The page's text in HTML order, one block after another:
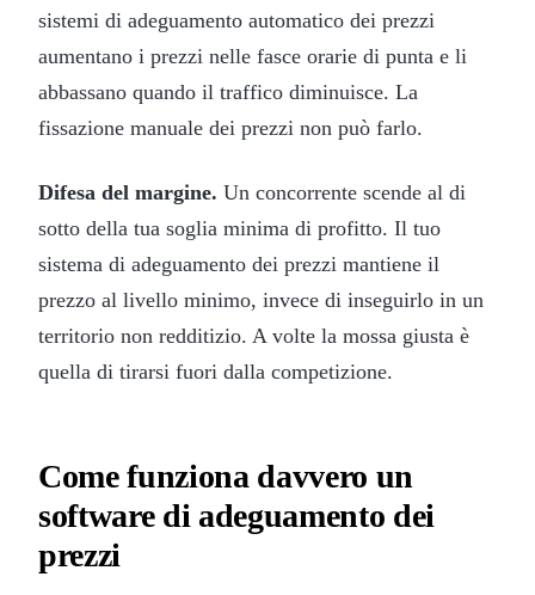
sistemi di adeguamento automatico dei prezzi
aumentano i prezzi nelle fasce orarie di punta e li
abbassano quando il traffico diminuisce. La
fissazione manuale dei prezzi non può farlo.
Difesa del margine. Un concorrente scende al di
sotto della tua soglia minima di profitto. Il tuo
sistema di adeguamento dei prezzi mantiene il
prezzo al livello minimo, invece di inseguirlo in un
territorio non redditizio. A volte la mossa giusta è
quella di tirarsi fuori dalla competizione.
Come funziona davvero un
software di adeguamento dei
prezzi